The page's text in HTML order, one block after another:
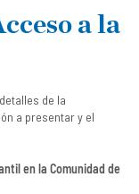
a la
de la
a presentar y el
en la Comunidad de